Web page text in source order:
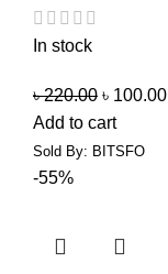
In stock
৳220.00 ৳ 100.00
Add to cart
Sold By: BITSFO
-55%